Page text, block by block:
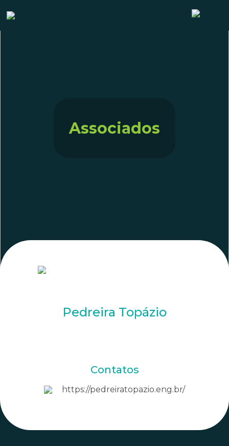
Associados
2425
Pedreira Topázio
Contatos
https://pedreiratopazio.eng.br/